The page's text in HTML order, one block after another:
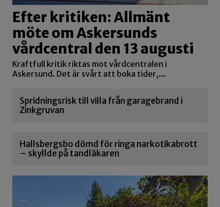
Efter kritiken: Allmänt
möte om Askersunds
vårdcentral den 13 augusti
Kraftfull kritik riktas mot vårdcentralen i
Askersund. Det är svårt att boka tider,…
Spridningsrisk till villa från garagebrand i
Zinkgruvan
Hallsbergsbo dömd för ringa narkotikabrott
– skyllde på tandläkaren